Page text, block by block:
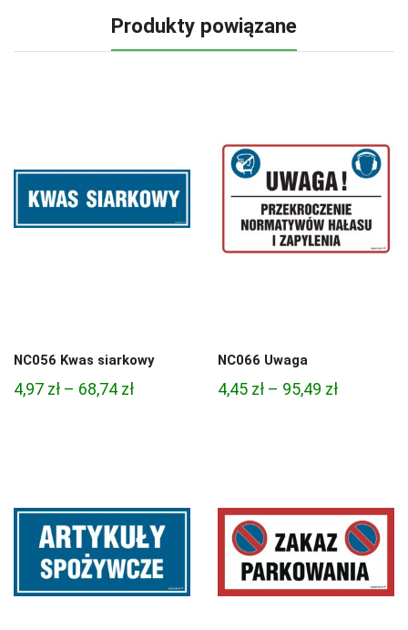
Produkty powiązane
NC056 Kwas siarkowy
4,97 zł – 68,74 złZakres
68,74 zł
NC066 Uwaga
4,45 zł – 95,49 złZakres
95,49 zł